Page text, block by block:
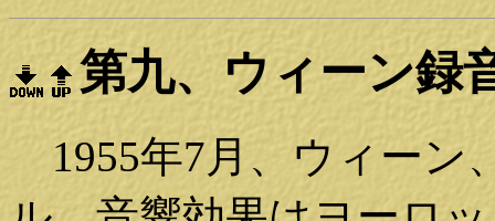
第九、ウィーン録
1955年7月、ウィーン